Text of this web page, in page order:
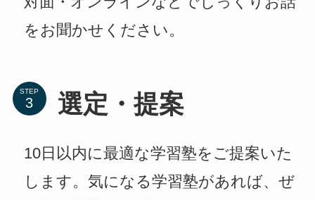
をお聞かせください。
STEP 選定・提案
10日以内に最適な学習塾をご提案いた
します。気になる学習塾があれば、ぜ